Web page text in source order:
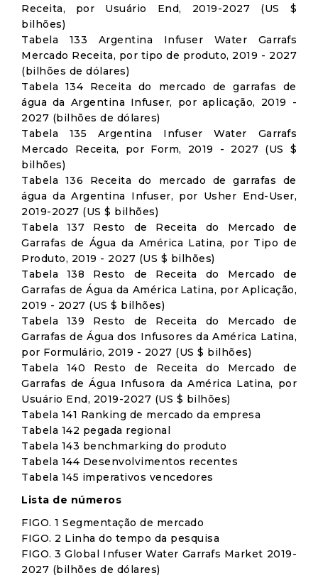
Receita, por Usuário End, 2019-2027 (US $
bilhões)
Tabela 133 Argentina Infuser Water Garrafs
Mercado Receita, por tipo de produto, 2019 - 2027
(bilhões de dólares)
Tabela 134 Receita do mercado de garrafas de
água da Argentina Infuser, por aplicação, 2019 -
2027 (bilhões de dólares)
Tabela 135 Argentina Infuser Water Garrafs
Mercado Receita, por Form, 2019 - 2027 (US $
bilhões)
Tabela 136 Receita do mercado de garrafas de
água da Argentina Infuser, por Usher End-User,
2019-2027 (US $ bilhões)
Tabela 137 Resto de Receita do Mercado de
Garrafas de Água da América Latina, por Tipo de
Produto, 2019 - 2027 (US $ bilhões)
Tabela 138 Resto de Receita do Mercado de
Garrafas de Água da América Latina, por Aplicação,
2019 - 2027 (US $ bilhões)
Tabela 139 Resto de Receita do Mercado de
Garrafas de Água dos Infusores da América Latina,
por Formulário, 2019 - 2027 (US $ bilhões)
Tabela 140 Resto de Receita do Mercado de
Garrafas de Água Infusora da América Latina, por
Usuário End, 2019-2027 (US $ bilhões)
Tabela 141 Ranking de mercado da empresa
Tabela 142 pegada regional
Tabela 143 benchmarking do produto
Tabela 144 Desenvolvimentos recentes
Tabela 145 imperativos vencedores
Lista de números
FIGO. 1 Segmentação de mercado
FIGO. 2 Linha do tempo da pesquisa
FIGO. 3 Global Infuser Water Garrafs Market 2019-
2027 (bilhões de dólares)